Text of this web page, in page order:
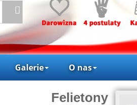
Galerie O nas
Felietony